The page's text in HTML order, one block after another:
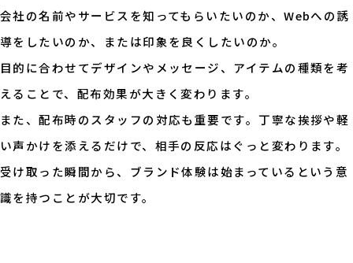
会社の名前やサービスを知ってもらいたいのか、Webへの誘
導をしたいのか、または印象を良くしたいのか。
目的に合わせてデザインやメッセージ、アイテムの種類を考
えることで、配布効果が大きく変わります。
また、配布時のスタッフの対応も重要です。丁寧な挨拶や軽
い声かけを添えるだけで、相手の反応はぐっと変わります。
受け取った瞬間から、ブランド体験は始まっているという意
識を持つことが大切です。